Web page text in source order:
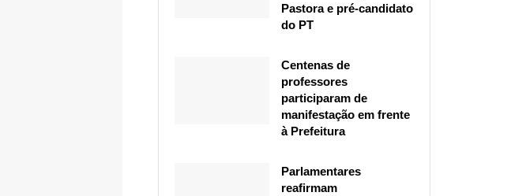
Pastora e pré-candidato
do PT
Centenas de
professores
participaram de
manifestação em frente
à Prefeitura
Parlamentares
reafirmam